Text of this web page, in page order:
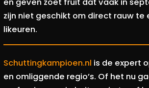
zijn niet geschikt om direct rauw
likeuren.
Schuttingkampioen.nl is de expert
en omliggende regio’s. Of het nu